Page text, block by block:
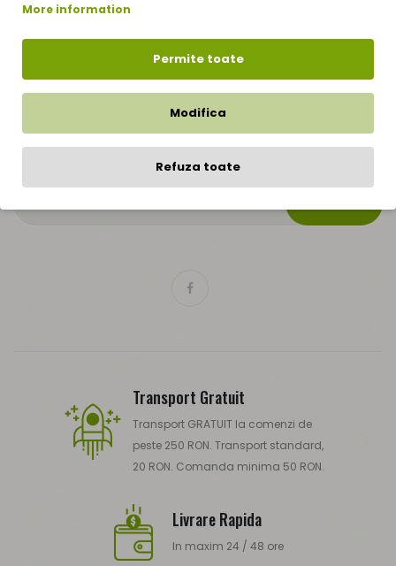
Abonare Newsletter
Rămâneți la curent cu știrile și promoțiile prin înscrierea la
newsletter-ul nostru.
Transport Gratuit
Transport GRATUIT la comenzi de
peste 250 RON. Transport standard,
20 RON. Comanda minima 50 RON.
Livrare Rapida
In maxim 24 / 48 ore
More information
Permite toate
Modifica
Refuza toate